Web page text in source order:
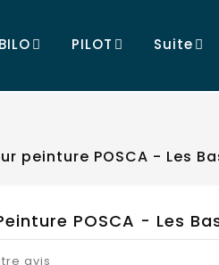
PILOT Suite
peinture POSCA - Les
POSCA - Les
avis